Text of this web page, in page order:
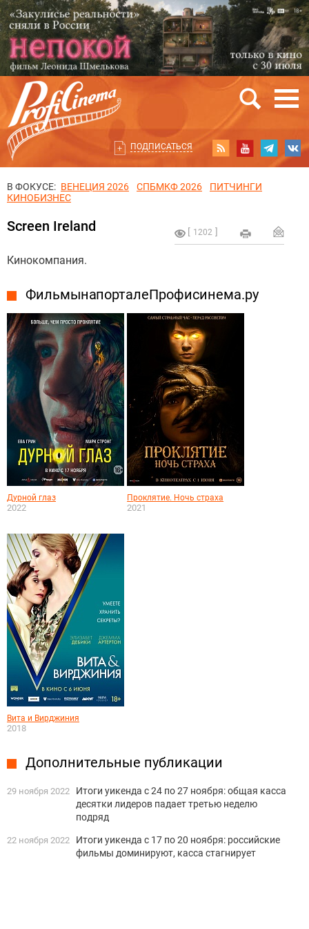
ПОДПИСАТЬСЯ
В ФОКУСЕ: ВЕНЕЦИЯ 2026 СПБМКФ 2026
ПИТЧИНГИ
КИНОБИЗНЕС
1202
Screen Ireland
Кинокомпания.
Фильмы на портале Профисинема.ру
Дурной глаз
2022
Проклятие. Ночь страха
2021
Вита и Вирджиния
2018
Дополнительные публикации
29 ноября 2022
Итоги уикенда с 24 по 27 ноября: общая касса
десятки лидеров падает третью неделю
подряд
22 ноября 2022
Итоги уикенда с 17 по 20 ноября: российские
фильмы доминируют, касса стагнирует